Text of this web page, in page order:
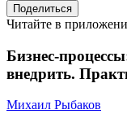
Поделиться
Читайте в
Бизнес-
внедрить.
Михаил Рыбаков